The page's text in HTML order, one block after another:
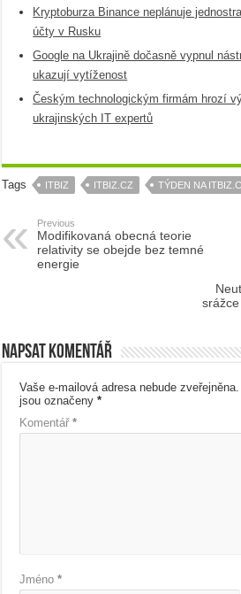
Kryptoburza Binance neplánuje
účty v Rusku
Google na Ukrajině dočasně vypnul
ukazují vytíženost
Českým technologickým firmám hrozí
ukrajinských IT expertů
Tags ITBIZ ITBIZ.CZ TÝDEN NA
Previous
Modifikovaná obecná teorie
relativity se obejde bez temné
energie
Napsat komentář
Vaše e-mailová adresa nebude zveřejněna.
jsou označeny*
Komentář*
Jméno*